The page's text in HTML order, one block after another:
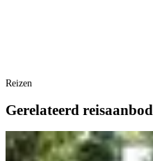
Reizen
Gerelateerd reisaanbod